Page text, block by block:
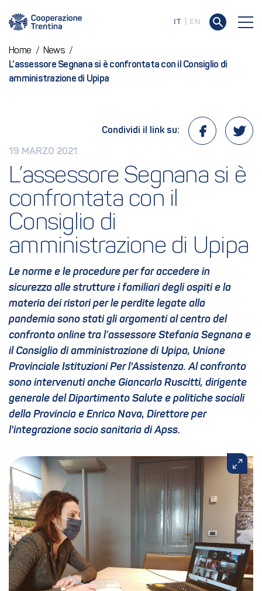
IT EN
Home / News /
L’assessore Segnana si è confrontata con il Consiglio di
amministrazione di Upipa
19 MARZO 2021
Condividi il link su:
L’assessore Segnana si è
confrontata con il
Consiglio di
amministrazione di Upipa
Le norme e le procedure per far accedere in
sicurezza alle strutture i familiari degli ospiti e la
materia dei ristori per le perdite legate alla
pandemia sono stati gli argomenti al centro del
confronto online tra l’assessore Stefania Segnana e
il Consiglio di amministrazione di Upipa, Unione
Provinciale Istituzioni Per l'Assistenza. Al confronto
sono intervenuti anche Giancarlo Ruscitti, dirigente
generale del Dipartimento Salute e politiche sociali
della Provincia e Enrico Nava, Direttore per
l'integrazione socio sanitaria di Apss.